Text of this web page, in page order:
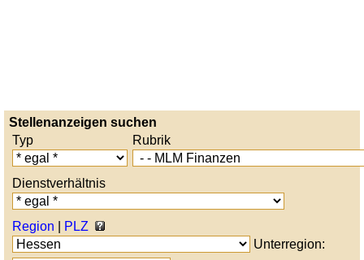
Stellenanzeigen suchen
Typ
Rubrik
Dienstverhältnis
Region
PLZ
Unterregion: